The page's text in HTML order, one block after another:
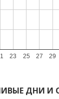
23 25 27 29
ДНИ И